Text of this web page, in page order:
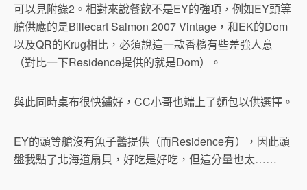
可以見附錄2。相對來說餐飲不是EY的強項，例如EY頭等
艙供應的是Billecart Salmon 2007 Vintage，和EK的Dom
以及QR的Krug相比，必須說這一款香檳有些差強人意
（對比一下Residence提供的就是Dom）。
與此同時桌布很快鋪好，CC小哥也端上了麵包以供選擇。
EY的頭等艙沒有魚子醬提供（而Residence有），因此頭
盤我點了北海道扇貝，好吃是好吃，但這分量也太……